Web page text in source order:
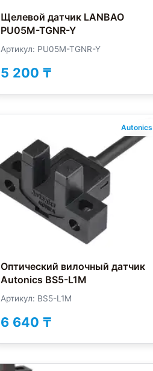
Щелевой датчик LANBAO
PU05M-TGNR-Y
Артикул: PU05M-TGNR-Y
5 200 ₸
Autonics
Оптический вилочный датчик
Autonics BS5-L1M
Артикул: BS5-L1M
6 640 ₸